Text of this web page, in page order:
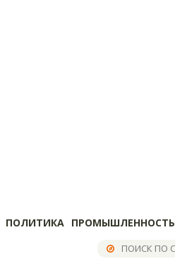
ПОЛИТИКА ПРОМЫШЛЕННОСТЬ